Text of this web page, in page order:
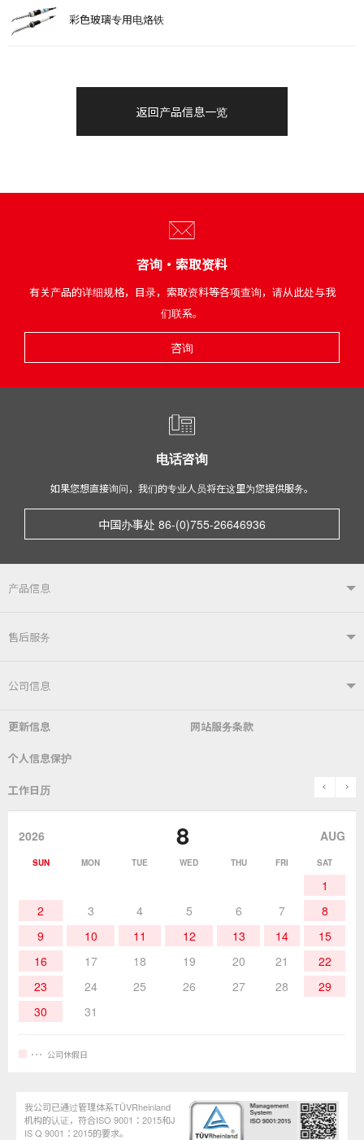
彩色玻璃专用电烙铁
返回产品信息一览
咨询・索取资料
有关产品的详细规格，目录，索取资料等各项查询，请从此处与我
们联系。
咨询
电话咨询
如果您想直接询问，我们的专业人员将在这里为您提供服务。
中国办事处 86-(0)755-26646936
产品信息
产品信息TOP
自动焊接系统
自动送锡装置 焊嘴温度计／电烙铁综合测试仪
除锡 作业辅助用品
作业用材料 热加工
作业辅助工具
售后服务
售后服务TOP
常见问题 综合目录
公司信息
公司简介 社长致辞
更新信息 网站服务条款
个人信息保护
工作日历 prev
2026 8 AUG
SUN MON TUE WED THU FRI SAT
1
2
3 4 5 6 7
8
9
10 11 12 13 14
15
16
17 18 19 20 21
22
23
24 25 26 27 28
29
30
31
公司休假日
我公司已通过管理体系TÜVRheinland
机构的认证，符合ISO 9001：2015和J
IS Q 9001：2015的要求。